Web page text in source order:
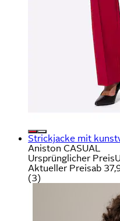
Strickjacke mit
Aniston CASUAL
Ursprünglicher Preis
Aktueller Preisab
(3)